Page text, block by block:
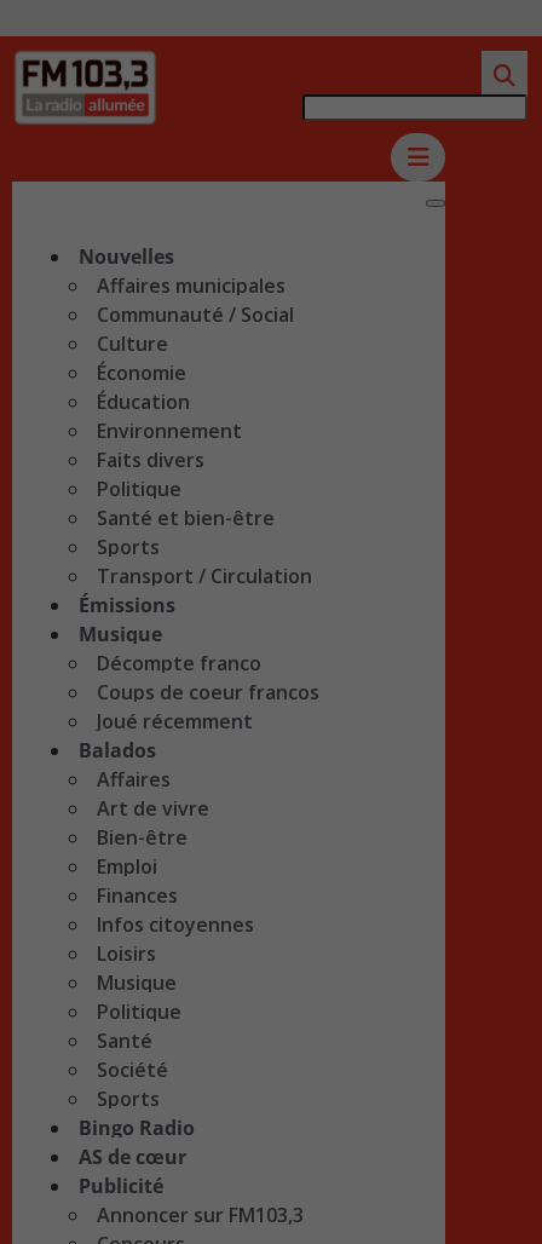
Nouvelles
Affaires municipales
Communauté / Social
Culture
Économie
Éducation
Environnement
Faits divers
Politique
Santé et bien-être
Sports
Transport / Circulation
Émissions
Musique
Décompte franco
Coups de coeur francos
Joué récemment
Balados
Affaires
Art de vivre
Bien-être
Emploi
Finances
Infos citoyennes
Loisirs
Musique
Politique
Santé
Société
Sports
Bingo Radio
AS de cœur
Publicité
Annoncer sur FM103,3